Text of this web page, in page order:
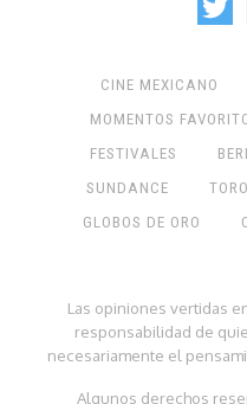
CINE MEXICANO
MOMENTOS
FESTIVALES
SUNDANCE
GLOBOS DE ORO
Las opiniones vertidas
responsabilidad de
necesariamente el
Algunos derechos